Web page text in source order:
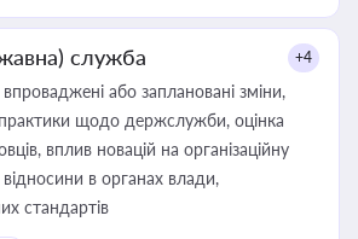
служба +4
або заплановані зміни,
практики щодо держслужби, оцінка
вплив новацій на організаційну
відносини в органах влади,
стандартів